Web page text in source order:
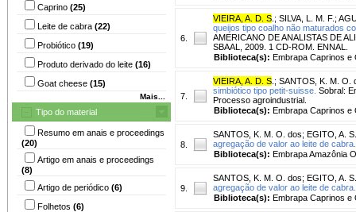
Caprino (25)
Leite de cabra (22)
Probiótico (19)
Produto derivado do leite (16)
Goat cheese (15)
Mais...
Tipo do material
Resumo em anais e proceedings
(20)
Artigo em anais e proceedings
(8)
Artigo de periódico (6)
Folhetos (6)
6.
VIEIRA, A. D. S ; SILVA, L. M. F. ;
queijos tipo coalho não maturados
AMERICANO DE ANALISTAS DE
SBAAL, 2009. 1 CD-ROM. ENNAL.
Biblioteca(s): Embrapa Caprinos e
7.
VIEIRA, A. D. S ; SANTOS, K. M. O.
simbiótico tipo petit-suisse. Sobral:
Processo agroindustrial.
Biblioteca(s): Embrapa Caprinos e
8.
SANTOS, K. M. O. dos; EGITO, A.
agregação de valor ao leite de cabra.
Biblioteca(s): Embrapa Amazônia
9.
SANTOS, K. M. O. dos; EGITO, A.
agregação de valor ao leite de cabra.
Biblioteca(s): Embrapa Caprinos e